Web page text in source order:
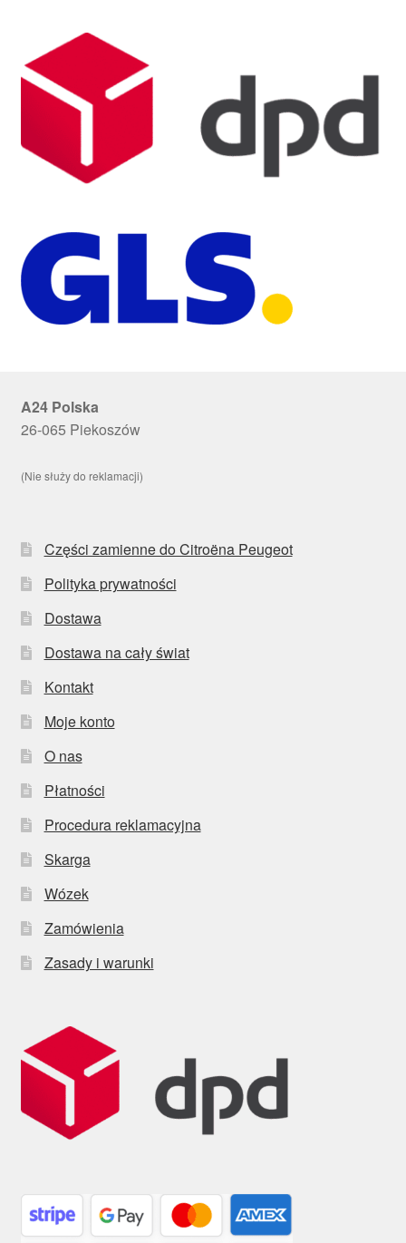
A24 Polska
26-065 Piekoszów
(Nie służy do reklamacji)
Części zamienne do Citroëna Peugeot
Polityka prywatności
Dostawa
Dostawa na cały świat
Kontakt
Moje konto
O nas
Płatności
Procedura reklamacyjna
Skarga
Wózek
Zamówienia
Zasady i warunki